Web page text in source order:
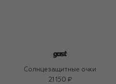
Солнцезащитные очки
21 150 ₽